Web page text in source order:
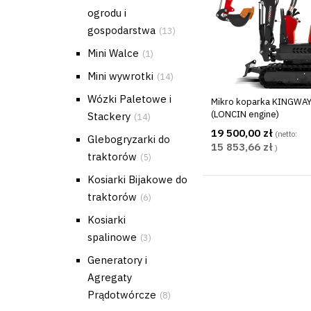
ogrodu i
gospodarstwa (13)
Mini Walce (1)
Mini wywrotki (14)
Wózki Paletowe i
Stackery (14)
Glebogryzarki do
traktorów (5)
Kosiarki Bijakowe do
traktorów (6)
Kosiarki
spalinowe (3)
Generatory i
Agregaty
Prądotwórcze (8)
Mikro koparka
(LONCIN engine)
19 500,00 zł (netto:
15 853,66 zł )